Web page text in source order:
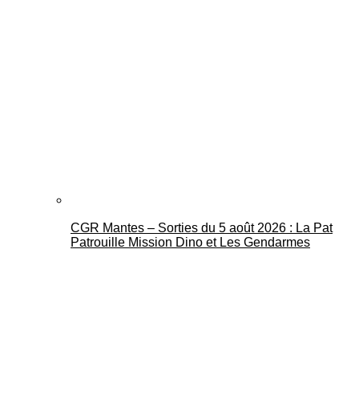
Mantes Actu
CGR Mantes – Sorties du 5 août 2026 : La Pat
Patrouille Mission Dino et Les Gendarmes